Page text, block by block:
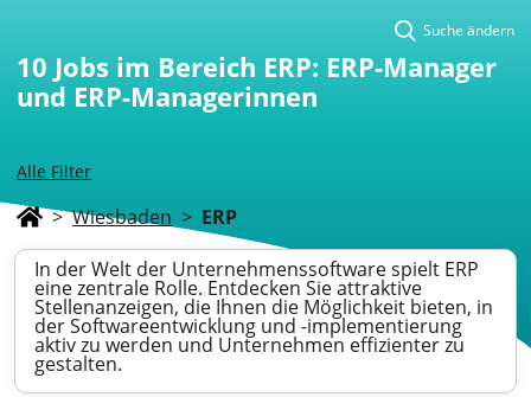
Alle Filter
Suche ändern
10 Jobs im Bereich ERP: ERP-Manager
und ERP-Managerinnen
> Wiesbaden > ERP
In der Welt der Unternehmenssoftware spielt ERP
eine zentrale Rolle. Entdecken Sie attraktive
Stellenanzeigen, die Ihnen die Möglichkeit bieten, in
der Softwareentwicklung und -implementierung
aktiv zu werden und Unternehmen effizienter zu
gestalten.